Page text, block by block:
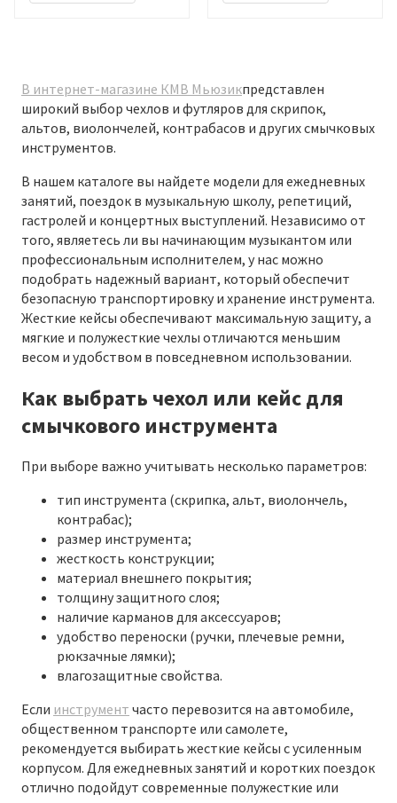
В интернет-магазине КМВ Мьюзикпредставлен
широкий выбор чехлов и футляров для скрипок,
альтов, виолончелей, контрабасов и других смычковых
инструментов.
В нашем каталоге вы найдете модели для ежедневных
занятий, поездок в музыкальную школу, репетиций,
гастролей и концертных выступлений. Независимо от
того, являетесь ли вы начинающим музыкантом или
профессиональным исполнителем, у нас можно
подобрать надежный вариант, который обеспечит
безопасную транспортировку и хранение инструмента.
Жесткие кейсы обеспечивают максимальную защиту, а
мягкие и полужесткие чехлы отличаются меньшим
весом и удобством в повседневном использовании.
Как выбрать чехол или кейс для
смычкового инструмента
При выборе важно учитывать несколько параметров:
тип инструмента (скрипка, альт, виолончель,
контрабас);
размер инструмента;
жесткость конструкции;
материал внешнего покрытия;
толщину защитного слоя;
наличие карманов для аксессуаров;
удобство переноски (ручки, плечевые ремни,
рюкзачные лямки);
влагозащитные свойства.
Если инструмент часто перевозится на автомобиле,
общественном транспорте или самолете,
рекомендуется выбирать жесткие кейсы с усиленным
корпусом. Для ежедневных занятий и коротких поездок
отлично подойдут современные полужесткие или